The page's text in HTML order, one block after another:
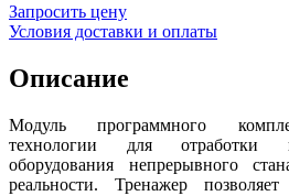
Запросить цену
Условия доставки и оплаты
Описание
Модуль программного
технологии для отработки
оборудования непрерывного
реальности. Тренажер